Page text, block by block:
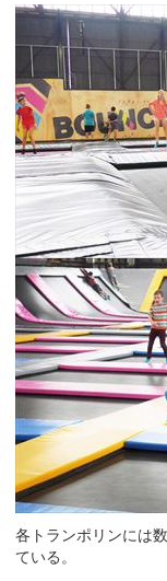
各トランポリンには
ている。